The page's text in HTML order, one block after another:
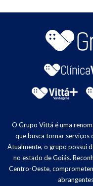
O Grupo Vittá é uma
que busca tornar serviços
Atualmente, o grupo possui
no estado de Goiás.
Centro-Oeste,